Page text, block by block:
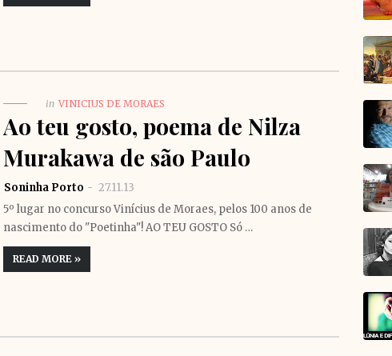
in VINICIUS DE MORAES
Ao teu gosto, poema de Nilza
Murakawa de são Paulo
Soninha Porto
27.11.13
5º lugar no concurso Vinícius de Moraes, pelos 100 anos de
nascimento do "Poetinha"! AO TEU GOSTO Só …
READ MORE »